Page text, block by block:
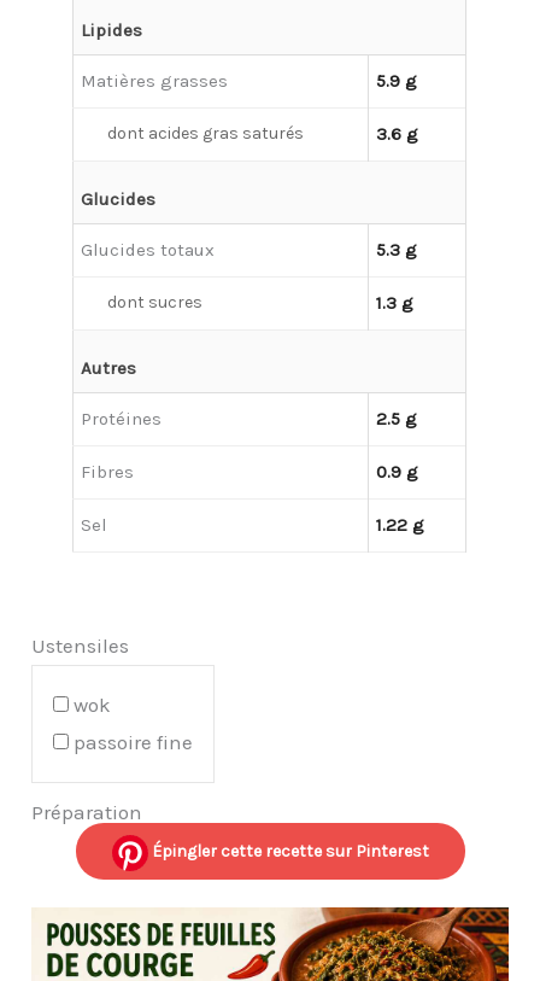
Lipides
Matières grasses 5.9 g
dont acides gras saturés 3.6 g
Glucides
Glucides totaux 5.3 g
dont sucres 1.3 g
Autres
Protéines 2.5 g
Fibres 0.9 g
Sel 1.22 g
Ustensiles
wok
passoire fine
Préparation
Épingler cette recette sur Pinterest